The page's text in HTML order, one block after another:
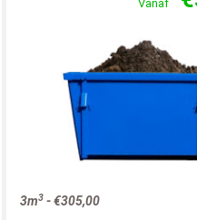
Vanaf
3m3 -€305,00